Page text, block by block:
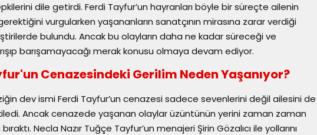
dile getirdi. Ferdi Tayfur’un hayranları böyle bir süreçte ailenin
vurgularken yaşananların sanatçının mirasına zarar verdiği
bulundu. Ancak bu olayların daha ne kadar süreceği ve
barışamayacağı merak konusu olmaya devam ediyor.
Cenazesindeki Gerilim Neden Yaşanıyor?
dev ismi Ferdi Tayfur’un cenazesi sadece sevenlerini değil ailesini de
Ancak cenazede yaşanan olaylar üzüntünün yerini zaman zaman
Necla Nazır Tuğçe Tayfur’un menajeri Şirin Gözalıcı ile yollarını